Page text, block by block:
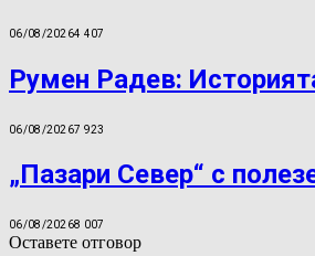
06/08/20264 407
Румен Радев:
06/08/20267 923
„Пазари Север“ с
06/08/20268 007
Оставете отговор